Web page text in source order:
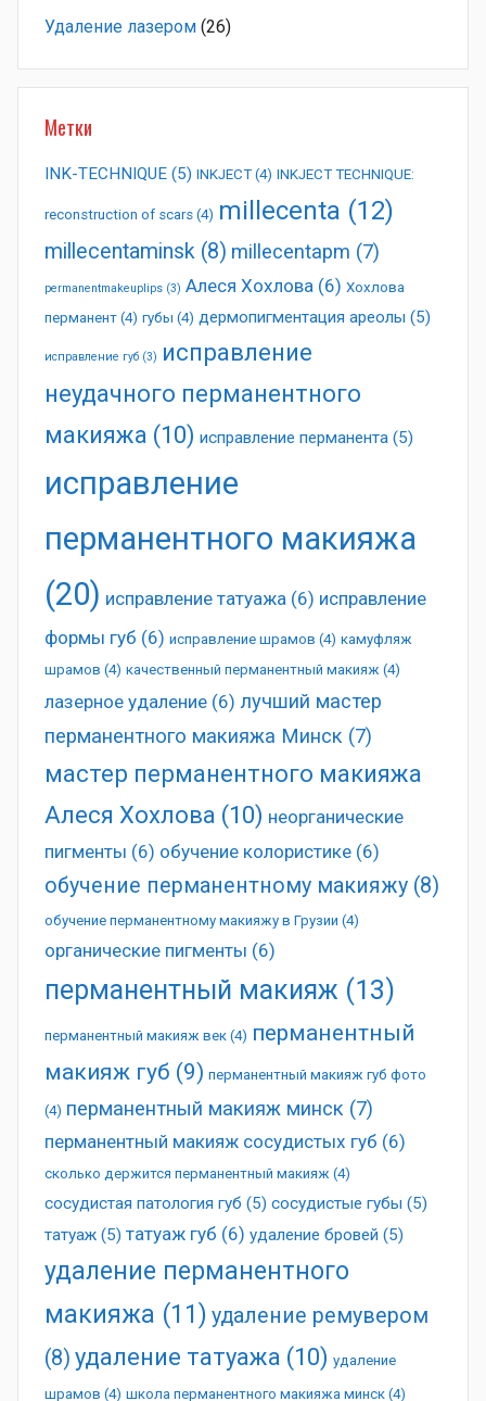
Удаление лазером (26)
Метки
INK-TECHNIQUE (5) INKJECT (4) INKJECT TECHNIQUE:
reconstruction of scars (4) millecenta (12)
millecentaminsk (8) millecentapm (7)
permanentmakeuplips (3) Алеся Хохлова (6) Хохлова
перманент (4) губы (4) дермопигментация ареолы (5)
исправление губ (3) исправление
неудачного перманентного
макияжа (10) исправление перманента (5)
исправление
перманентного макияжа
(20) исправление татуажа (6) исправление
формы губ (6) исправление шрамов (4) камуфляж
шрамов (4) качественный перманентный макияж (4)
лазерное удаление (6) лучший мастер
перманентного макияжа Минск (7)
мастер перманентного макияжа
Алеся Хохлова (10) неорганические
пигменты (6) обучение колористике (6)
обучение перманентному макияжу (8)
обучение перманентному макияжу в Грузии (4)
органические пигменты (6)
перманентный макияж (13)
перманентный макияж век (4) перманентный
макияж губ (9) перманентный макияж губ фото
(4) перманентный макияж минск (7)
перманентный макияж сосудистых губ (6)
сколько держится перманентный макияж (4)
сосудистая патология губ (5) сосудистые губы (5)
татуаж (5) татуаж губ (6) удаление бровей (5)
удаление перманентного
макияжа (11) удаление ремувером
(8) удаление татуажа (10) удаление
шрамов (4) школа перманентного макияжа минск (4)